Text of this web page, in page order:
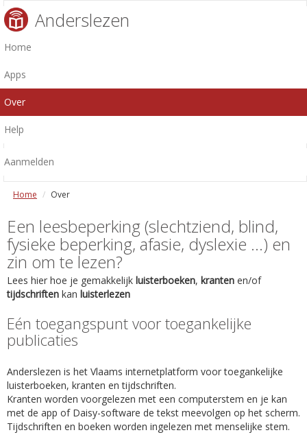
Anderslezen
Home
Apps
Over
Help
Aanmelden
Home Over
Een leesbeperking (slechtziend, blind,
fysieke beperking, afasie, dyslexie ...) en
zin om te lezen?
Lees hier hoe je gemakkelijk luisterboeken, kranten en/of
tijdschriften kan luisterlezen
Eén toegangspunt voor toegankelijke
publicaties
Anderslezen is het Vlaams internetplatform voor toegankelijke
luisterboeken, kranten en tijdschriften.
Kranten worden voorgelezen met een computerstem en je kan
met de app of Daisy-software de tekst meevolgen op het scherm.
Tijdschriften en boeken worden ingelezen met menselijke stem.